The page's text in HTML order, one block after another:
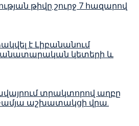
թիվը շուրջ 7 հազարով
է Լիբանանում
կետերի և
տրակտորով աղբը
ամյա աշխատակցի վրա.